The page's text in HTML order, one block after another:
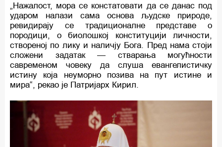
„Нажалост, мора се констатовати да се данас под
ударом налази сама основа људске природе,
ревидирају се традиционалне представе о
породици, о биолошкој конституцији личности,
створеној по лику и наличју Бога. Пред нама стоји
сложени задатак — стварања могућности
савременом човеку да слуша евангелистичку
истину која неуморно позива на пут истине и
мира“, рекао је Патријарх Кирил.